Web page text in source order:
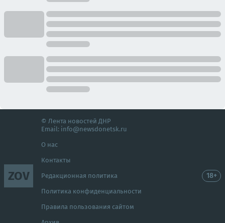
ZOV
© Лента новостей ДНР
Email: info@newsdonetsk.ru
О нас
Контакты
Редакционная политика
Политика конфиденциальности
Правила пользования сайтом
18+